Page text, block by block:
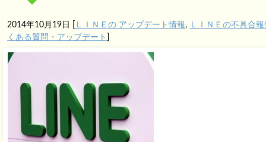
2014年10月19日 ＬＩＮＥの アップデート情報, ＬＩＮＥの不具合
くある質問・アップデート